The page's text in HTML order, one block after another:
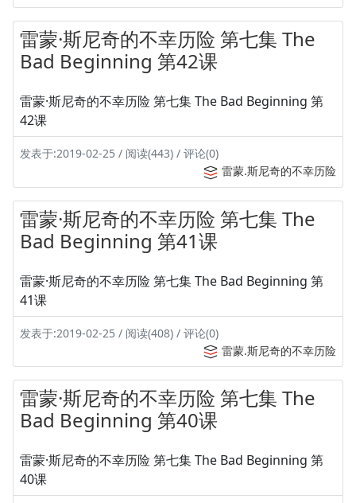
雷蒙·斯尼奇的不幸历险 第七集 The
Bad Beginning 第42课
雷蒙·斯尼奇的不幸历险 第七集 The Bad Beginning 第
42课
发表于:2019-02-25 / 阅读(443) / 评论(0)
雷蒙.斯尼奇的不幸历险
雷蒙·斯尼奇的不幸历险 第七集 The
Bad Beginning 第41课
雷蒙·斯尼奇的不幸历险 第七集 The Bad Beginning 第
41课
发表于:2019-02-25 / 阅读(408) / 评论(0)
雷蒙.斯尼奇的不幸历险
雷蒙·斯尼奇的不幸历险 第七集 The
Bad Beginning 第40课
雷蒙·斯尼奇的不幸历险 第七集 The Bad Beginning 第
40课